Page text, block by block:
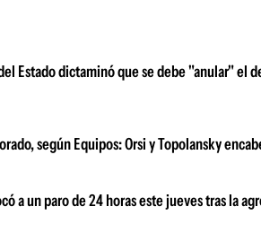
Estado dictaminó que se debe "anular" el
según Equipos: Orsi y Topolansky
a un paro de 24 horas este jueves tras la